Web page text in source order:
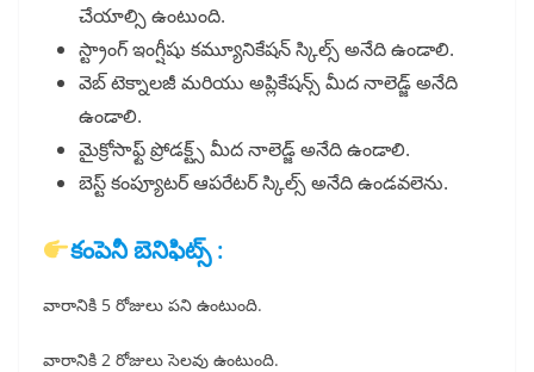
చేయాల్సి ఉంటుంది.
స్ట్రాంగ్ ఇంగ్షీషు కమ్యూనికేషన్ స్కిల్స్ అనేది ఉండాలి.
వెబ్ టెక్నాలజీ మరియు అప్లికేషన్స్ మీద నాలెడ్జ్ అనేది
ఉండాలి.
మైక్రోసాఫ్ట్ ప్రోడక్ట్స్ మీద నాలెడ్జ్ అనేది ఉండాలి.
బెస్ట్ కంప్యూటర్ ఆపరేటర్ స్కిల్స్ అనేది ఉండవలెను.
కంపెనీ బెనిఫిట్స్ :
వారానికి 5 రోజులు పని ఉంటుంది.
వారానికి 2 రోజులు సెలవు ఉంటుంది.